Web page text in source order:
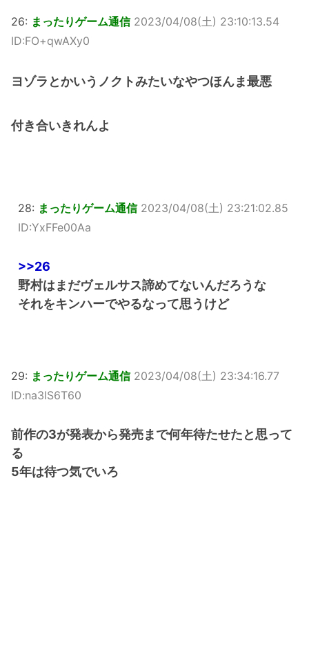
26: まったりゲーム通信 2023/04/08(土) 23:10:13.54
ID:FO+qwAXy0
ヨゾラとかいうノクトみたいなやつほんま最悪
付き合いきれんよ
28: まったりゲーム通信 2023/04/08(土) 23:21:02.85
ID:YxFFe00Aa
>>26
野村はまだヴェルサス諦めてないんだろうな
それをキンハーでやるなって思うけど
29: まったりゲーム通信 2023/04/08(土) 23:34:16.77
ID:na3IS6T60
前作の3が発表から発売まで何年待たせたと思って
る
5年は待つ気でいろ